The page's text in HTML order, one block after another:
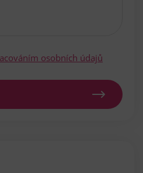
osobních údajů